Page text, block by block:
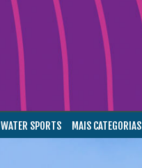
WATER SPORTS MAIS CATEGORIAS